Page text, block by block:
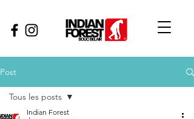
Post
Tous les posts
Indian Forest